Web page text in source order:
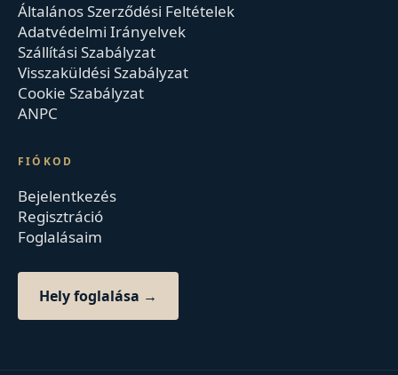
Általános Szerződési Feltételek
Adatvédelmi Irányelvek
Szállítási Szabályzat
Visszaküldési Szabályzat
Cookie Szabályzat
ANPC
FIÓKOD
Bejelentkezés
Regisztráció
Foglalásaim
Hely foglalása →